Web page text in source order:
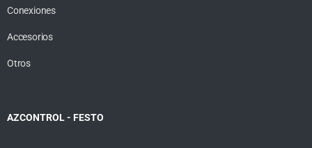
Conexiones
Accesorios
Otros
AZCONTROL - FESTO